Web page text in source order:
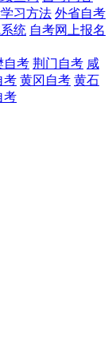
习方法 外省自考
统 自考网上报名
自考 荆门自考 咸
考 黄冈自考 黄石
考